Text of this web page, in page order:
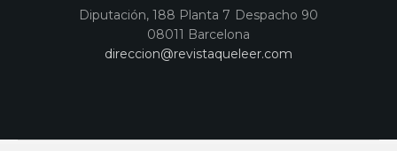
Diputación, 188 Planta 7 Despacho 90
08011 Barcelona
direccion@revistaqueleer.com